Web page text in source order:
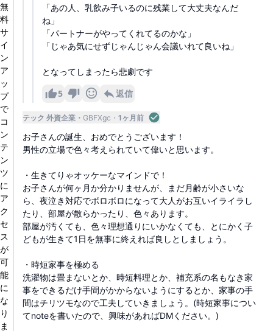
無
料
サ
イ
ン
ア
ッ
プ
で
コ
ン
テ
ン
ツ
に
ア
ク
セ
ス
が
可
能
に
な
り
ま
「あの人、乳飲み子いるのに残業して大丈夫なんだ
ね」
「パートナーがやってくれてるのかな」
「じゃあ気にせずじゃんじゃん会議いれて良いね」
となってしまったら悲劇です
5 返信
テック 外資企業 GBFXgc 1ヶ月前
お子さんの誕生、おめでとうございます！
男性の立場で色々考えられていて偉いと思います。
・生きてりゃオッケーなマインドで！
お子さんが何ヶ月か分かりませんが、まだ月齢が小さいな
ら、夜泣き対応でボロボロになって大人がお互いイライラし
たり、部屋が散らかったり、色々あります。
部屋が汚くても、色々理想通りにいかなくても、とにかく子
どもが生きて1日を無事に終えれば良しとしましょう。
・時短家事を極める
洗濯物は畳まないとか、時短料理とか、補充系の名もなき家
事をできるだけ手間がかからないようにするとか、家事の手
間はチリツモなので工夫していきましょう。(時短家事につい
てnoteを書いたので、興味があればDMください。)